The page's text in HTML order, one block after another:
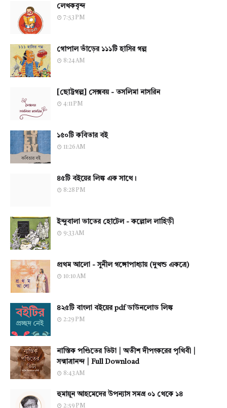
লেখকবৃন্দ
7:53 PM
গোপাল ভাঁড়ের ১১১টি হাসির গল্প
8:24 AM
[ছোট্টগল্প] সেক্সবয় - তসলিমা নাসরিন
4:11 PM
১৫০টি কবিতার বই
11:26 AM
৪৫টি বইয়ের লিঙ্ক এক সাথে।
8:28 PM
ইন্দুবালা ভাতের হোটেল - কল্লোল লাহিড়ী
9:33 AM
প্রথম আলো - সুনীল গঙ্গোপাধ্যায় (দুখন্ড একত্রে)
10:10 AM
৪২৫টি বাংলা বইয়ের pdf ডাউনলোড লিঙ্ক
2:29 PM
নাস্তিক পণ্ডিতের ভিটা | অতীশ দীপংকরের পৃথিবী |
সন্মাত্রানন্দ | Full Download
8:43 AM
হুমায়ূন আহমেদের উপন্যাস সমগ্র ০১ থেকে ১৪
2:59 PM